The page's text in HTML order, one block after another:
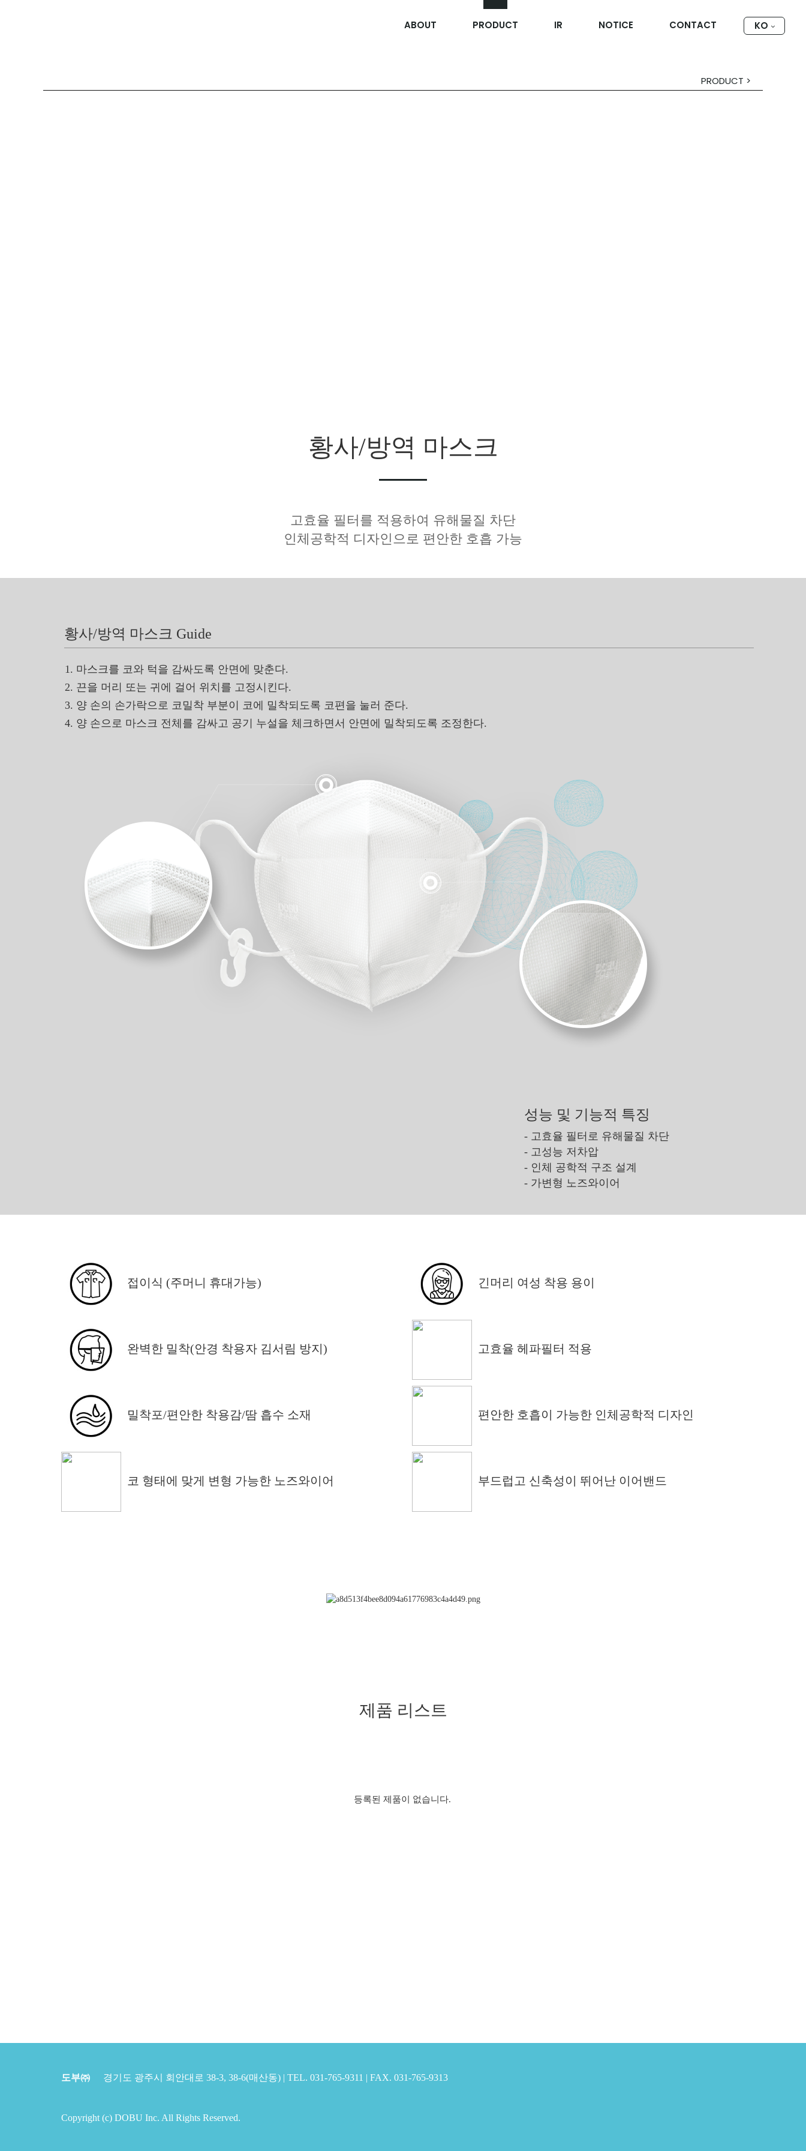
ABOUT PRODUCT IR NOTICE CONTACT KO
PRODUCT >
황사/방역 마스크
고효율 필터를 적용하여 유해물질 차단
인체공학적 디자인으로 편안한 호흡 가능
황사/방역 마스크 Guide
마스크를 코와 턱을 감싸도록 안면에 맞춘다.
끈을 머리 또는 귀에 걸어 위치를 고정시킨다.
양 손의 손가락으로 코밀착 부분이 코에 밀착되도록 코편을 눌러 준다.
양 손으로 마스크 전체를 감싸고 공기 누설을 체크하면서 안면에 밀착되도록 조정한다.
성능 및 기능적 특징
- 고효율 필터로 유해물질 차단
- 고성능 저차압
- 인체 공학적 구조 설계
- 가변형 노즈와이어
접이식 (주머니 휴대가능) 긴머리 여성 착용 용이
완벽한 밀착(안경 착용자 김서림 방지) 고효율 헤파필터 적용
밀착포/편안한 착용감/땀 흡수 소재 편안한 호흡이 가능한 인체공학적 디자인
코 형태에 맞게 변형 가능한 노즈와이어 부드럽고 신축성이 뛰어난 이어밴드
제품 리스트
등록된 제품이 없습니다.
도부㈜ 경기도 광주시 회안대로 38-3, 38-6(매산동) | TEL. 031-765-9311 | FAX. 031-765-9313
Copyright (c) DOBU Inc. All Rights Reserved.